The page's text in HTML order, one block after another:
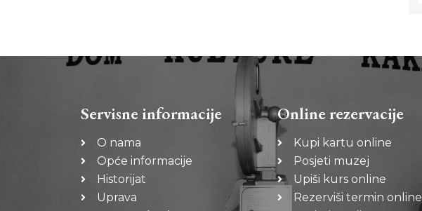
Servisne informacije
O nama
Opće informacije
Historijat
Uprava
Online rezervacije
Kupi kartu online
Posjeti muzej
Upiši kurs online
Rezerviši termin online